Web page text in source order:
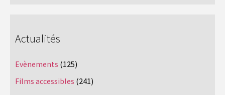
Actualités
Evènements (125)
Films accessibles (241)